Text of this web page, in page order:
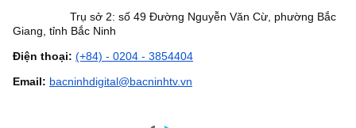
Trụ sở 2: số 49 Đường Nguyễn Văn Cừ, phường Bắc
Giang, tỉnh Bắc Ninh
Điện thoại: (+84) - 0204 - 3854404
Email: bacninhdigital@bacninhtv.vn